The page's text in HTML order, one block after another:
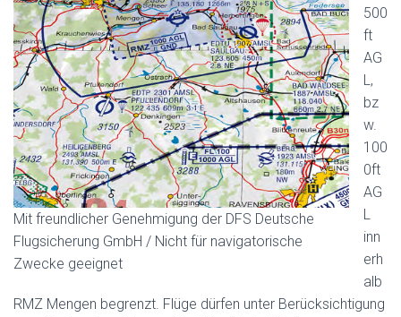
Mit freundlicher Genehmigung der DFS Deutsche
Flugsicherung GmbH / Nicht für navigatorische
Zwecke geeignet
500
ft
AG
L,
bz
w.
100
0ft
AG
L
inn
erh
alb
RMZ Mengen begrenzt. Flüge dürfen unter Berücksichtigung